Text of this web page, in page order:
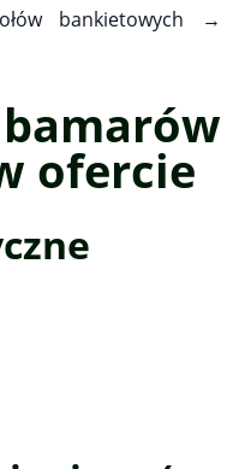
bankietowych →
ofercie